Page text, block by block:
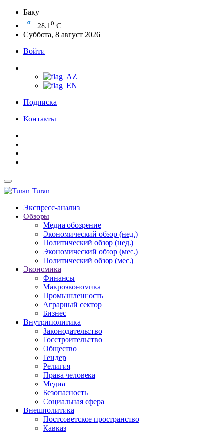
Баку
28.1 0 C
Суббота, 8 август 2026
Войти
Подписка
Контакты
Turan
Экспресс-анализ
Обзоры
Медиа обозрение
Экономический обзор (нед.)
Политический обзор (нед.)
Экономический обзор (мес.)
Политический обзор (мес.)
Экономика
Финансы
Макроэкономика
Промышленность
Аграрный сектор
Бизнес
Внутриполитика
Законодательство
Госстроительство
Общество
Гендер
Религия
Права человека
Медиа
Безопасность
Социальная сфера
Внешполитика
Постсоветское пространство
Кавказ